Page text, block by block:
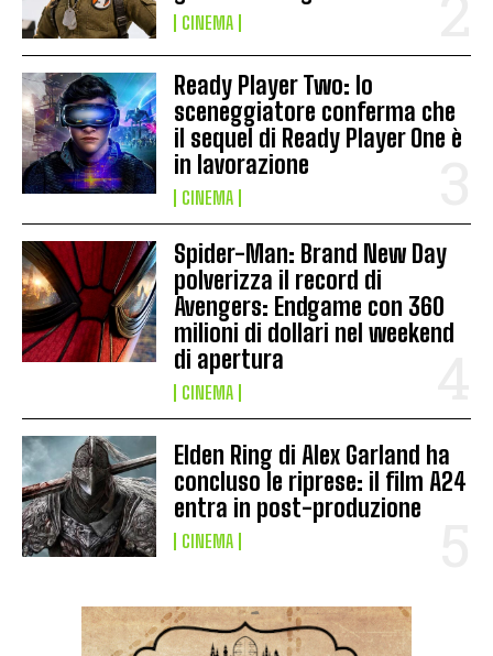
CINEMA
Ready Player Two: lo
sceneggiatore conferma che
il sequel di Ready Player One è
in lavorazione
CINEMA
Spider-Man: Brand New Day
polverizza il record di
Avengers: Endgame con 360
milioni di dollari nel weekend
di apertura
CINEMA
Elden Ring di Alex Garland ha
concluso le riprese: il film A24
entra in post-produzione
CINEMA